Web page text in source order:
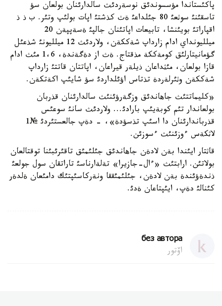
پاكئستاندا مؤسسوندئق نوسةردئث سالدارئنان بولعان سؤ
تاسقئنئ سوثعئ 80 جئلداعئ ةث كذشتئ اپات بولئپ وتئر. ب ذ ذ
اقپاراتئ بويئنشا، تابيعات اپاتئنان جالپئ ةسةپپةن 20
ميلليونداي ادام زارداپ شةككةن، ولاردئث 12 ميلليونئ شذعئل
گؤمانيتارلئق كومةككة مذقتاج. ةث از دةگةندة، 1،6 مئث ادام
قازا بولعان، مئثداعان ذيلةر قيراعان، اپاتتان قاتتئ زارداپ
شةككةن وثئرلةردة تذتاس اؤئلداردئ سؤ شايئپ اكةتكةن.
«كليماتتئث جاهاندئق وزگةرؤئنئث سالدارئنان قذربان
بولعاندار تئم كوبةيئپ بارادئ... ولاردئث سانئ سوعئس
قذرباندارئنان دا اسئپ تذسؤدة»، - دةپ جالعستئردئ №1
لاثكةس ءوزئنئث ءسوزئن.
قاثتار ايئندا بةن لادةن جاهاندئق جئلئمئق تاقئرئبئنا توقتالعان
بولاتئن. ارابتئث «ءال-جازيرا» تةلةارناسئ تاراتقان سول جولعئ
ذندةؤئندة بةن لادةن، جئلئمئققا ونةركاسئپتئك دامئعان ةلدةر
كئنالئ دةپ، ايئپتاعان ةدئ.
без автора
اۆتور